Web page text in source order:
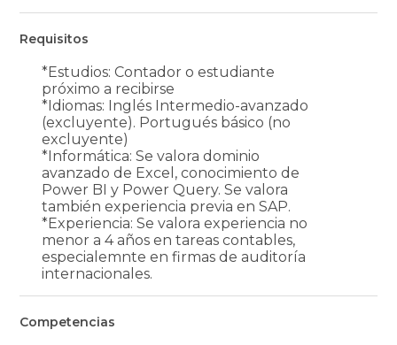
Requisitos
*Estudios: Contador o estudiante
próximo a recibirse
*Idiomas: Inglés Intermedio-avanzado
(excluyente). Portugués básico (no
excluyente)
*Informática: Se valora dominio
avanzado de Excel, conocimiento de
Power BI y Power Query. Se valora
también experiencia previa en SAP.
*Experiencia: Se valora experiencia no
menor a 4 años en tareas contables,
especialemnte en firmas de auditoría
internacionales.
Competencias